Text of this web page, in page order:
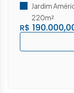
R$
Jardim
220m²